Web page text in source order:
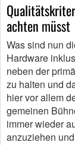
achten müsst
Was sind nun
Hardware
neben der
zu halten und
hier vor allem
gemeinen
immer wieder
anzuziehen